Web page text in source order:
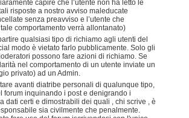
capire che l’utente non ha letto le
risposte a nostro avviso maleducate
senza preavviso e l’utente che
comportamento verrà allontanato)
qualsiasi tipo di richiamo agli utenti del
modo è vietato farlo pubblicamente. Solo gli
possono fare azioni di richiamo. Se
nel comportamento di un utente inviate un
privato) ad un Admin.
avanti diatribe personali di qualunque tipo,
forum inquinando i post e denigrando i
dati certi e dimostrabili dei quali , chi scrive , è
sia civilmente che penalmente.